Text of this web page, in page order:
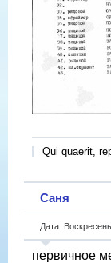
Qui quaerit,
Саня
Дата:
первичное